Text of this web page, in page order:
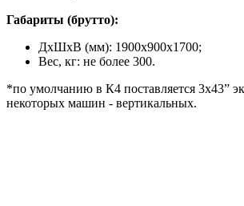
Габариты (брутто):
ДхШхВ (мм): 1900x900x1700;
Вес, кг: не более 300.
*по умолчанию в К4 поставляется 3х43”
некоторых машин - вертикальных.